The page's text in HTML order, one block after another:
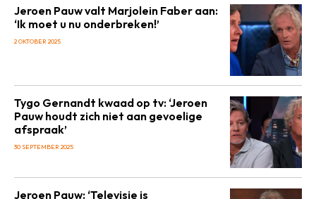
Jeroen Pauw valt Marjolein Faber aan:
‘Ik moet u nu onderbreken!’
2 OKTOBER 2025
Tygo Gernandt kwaad op tv: ‘Jeroen
Pauw houdt zich niet aan gevoelige
afspraak’
30 SEPTEMBER 2025
Jeroen Pauw: ‘Televisie is